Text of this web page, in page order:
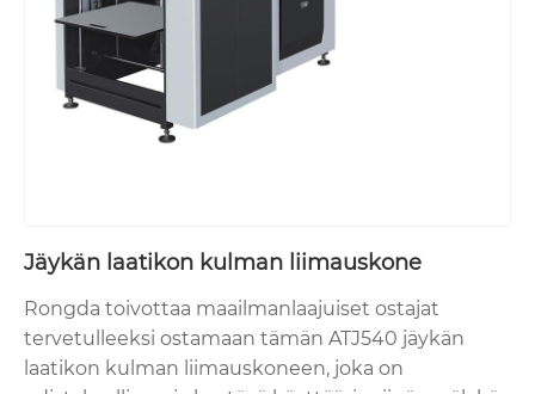
Jäykän laatikon kulman liimauskone
Rongda toivottaa maailmanlaajuiset ostajat
tervetulleeksi ostamaan tämän ATJ540 jäykän
laatikon kulman liimauskoneen, joka on